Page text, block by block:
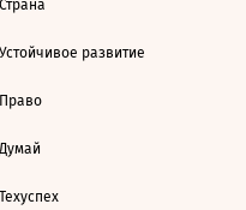
Страна
Устойчивое развитие
Право
Техуспех